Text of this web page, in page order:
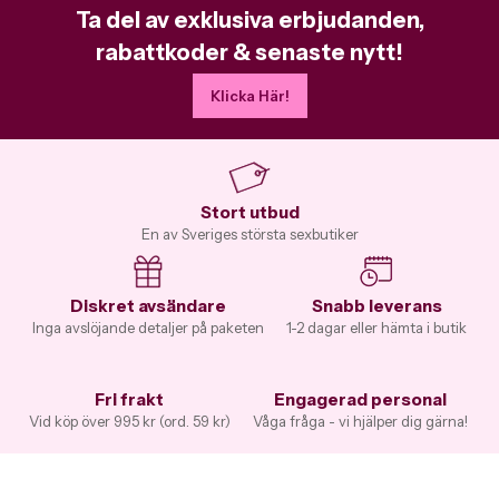
Ta del av exklusiva erbjudanden,
rabattkoder & senaste nytt!
Klicka Här!
Stort utbud
En av Sveriges största sexbutiker
Diskret avsändare
Inga avslöjande detaljer på paketen
Snabb leverans
1-2 dagar eller hämta i butik
Fri frakt
Vid köp över 995 kr (ord. 59 kr)
Engagerad personal
Våga fråga - vi hjälper dig gärna!